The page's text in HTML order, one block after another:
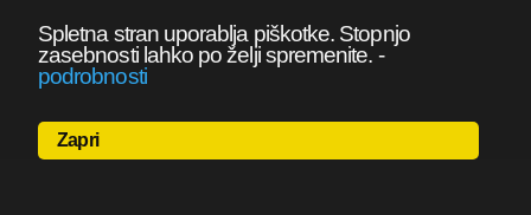
Spletna stran uporablja piškotke. Stopnjo
zasebnosti lahko po želji spremenite. -
podrobnosti
Zapri